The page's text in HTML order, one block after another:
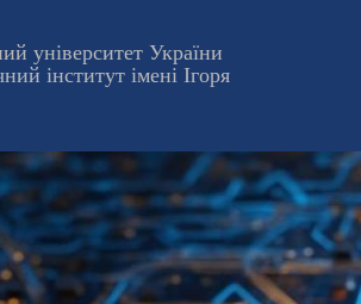
університет України
інститут імені Ігоря